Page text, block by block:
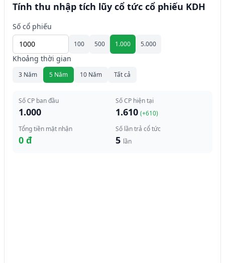
Tính thu nhập tích lũy cổ tức cổ phiếu KDH
Số cổ phiếu
100 500 1.000 5.000
Khoảng thời gian
3 Năm 5 Năm 10 Năm Tất cả
Số CP ban đầu
1.000
Số CP hiện tại
1.610 (+610)
Tổng tiền mặt nhận
0 đ
Số lần trả cổ tức
5 lần